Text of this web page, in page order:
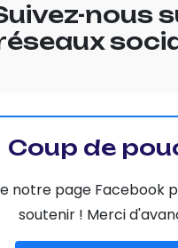
nous
Coup de
notre page Facebook
soutenir ! Merci